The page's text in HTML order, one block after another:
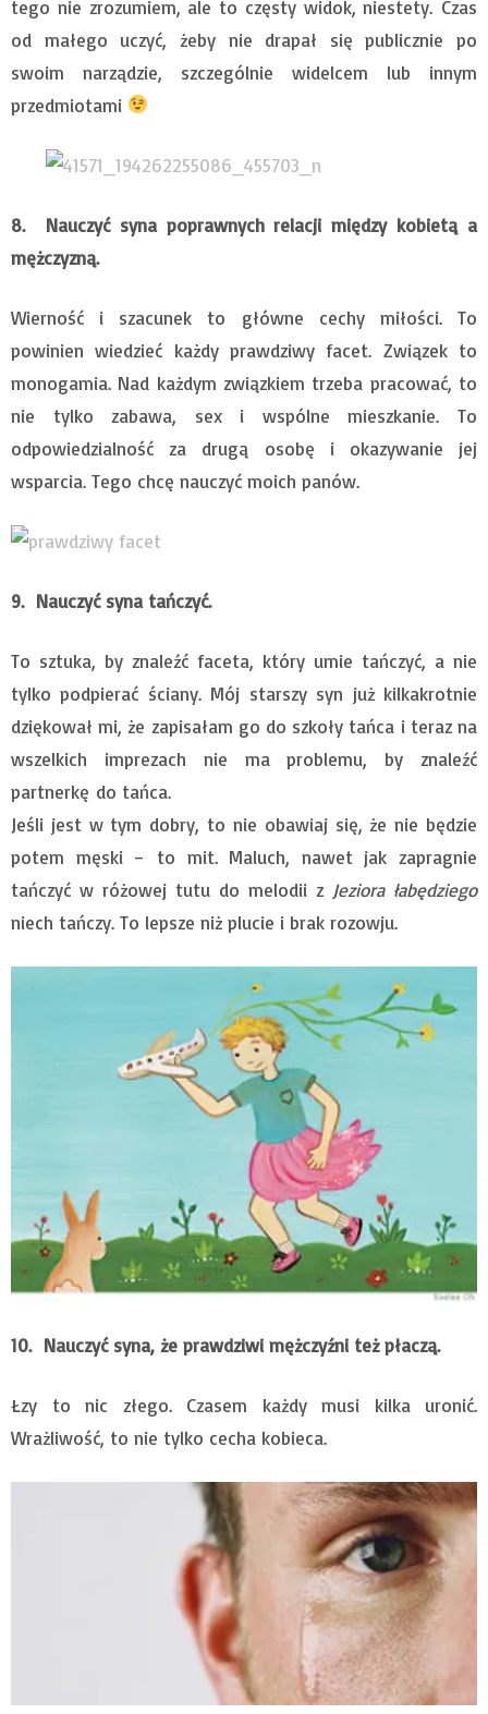
tego nie zrozumiem, ale to częsty widok, niestety. Czas
od małego uczyć, żeby nie drapał się publicznie po
swoim narządzie, szczególnie widelcem lub innym
przedmiotami
8. Nauczyć syna poprawnych relacji między kobietą a
mężczyzną.
Wierność i szacunek to główne cechy miłości. To
powinien wiedzieć każdy prawdziwy facet. Związek to
monogamia. Nad każdym związkiem trzeba pracować, to
nie tylko zabawa, sex i wspólne mieszkanie. To
odpowiedzialność za drugą osobę i okazywanie jej
wsparcia. Tego chcę nauczyć moich panów.
9. Nauczyć syna tańczyć.
To sztuka, by znaleźć faceta, który umie tańczyć, a nie
tylko podpierać ściany. Mój starszy syn już kilkakrotnie
dziękował mi, że zapisałam go do szkoły tańca i teraz na
wszelkich imprezach nie ma problemu, by znaleźć
partnerkę do tańca.
Jeśli jest w tym dobry, to nie obawiaj się, że nie będzie
potem męski – to mit. Maluch, nawet jak zapragnie
tańczyć w różowej tutu do melodii z Jeziora łabędziego
niech tańczy. To lepsze niż plucie i brak rozowju.
10. Nauczyć syna, że prawdziwi mężczyźni też płaczą.
Łzy to nic złego. Czasem każdy musi kilka uronić.
Wrażliwość, to nie tylko cecha kobieca.